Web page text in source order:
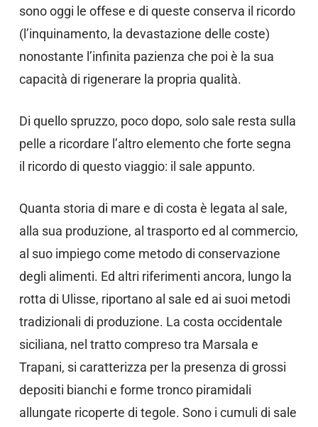
sono oggi le offese e di queste conserva il ricordo
(l’inquinamento, la devastazione delle coste)
nonostante l’infinita pazienza che poi è la sua
capacità di rigenerare la propria qualità.
Di quello spruzzo, poco dopo, solo sale resta sulla
pelle a ricordare l’altro elemento che forte segna
il ricordo di questo viaggio: il sale appunto.
Quanta storia di mare e di costa è legata al sale,
alla sua produzione, al trasporto ed al commercio,
al suo impiego come metodo di conservazione
degli alimenti. Ed altri riferimenti ancora, lungo la
rotta di Ulisse, riportano al sale ed ai suoi metodi
tradizionali di produzione. La costa occidentale
siciliana, nel tratto compreso tra Marsala e
Trapani, si caratterizza per la presenza di grossi
depositi bianchi e forme tronco piramidali
allungate ricoperte di tegole. Sono i cumuli di sale